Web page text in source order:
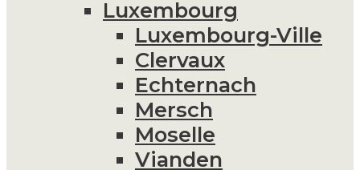
Luxembourg
Luxembourg-Ville
Clervaux
Echternach
Mersch
Moselle
Vianden